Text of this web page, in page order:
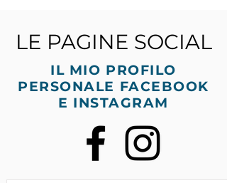
LE PAGINE SOCIAL
IL MIO PROFILO
PERSONALE FACEBOOK
E INSTAGRAM